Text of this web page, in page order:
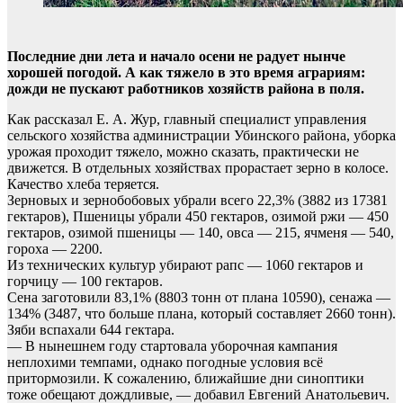
Последние дни лета и начало осени не радует нынче
хорошей погодой. А как тяжело в это время аграриям:
дожди не пускают работников хозяйств района в поля.
Как рассказал Е. А. Жур, главный специалист управления
сельского хозяйства администрации Убинского района, уборка
урожая проходит тяжело, можно сказать, практически не
движется. В отдельных хозяйствах прорастает зерно в колосе.
Качество хлеба теряется.
Зерновых и зернобобовых убрали всего 22,3% (3882 из 17381
гектаров), Пшеницы убрали 450 гектаров, озимой ржи — 450
гектаров, озимой пшеницы — 140, овса — 215, ячменя — 540,
гороха — 2200.
Из технических культур убирают рапс — 1060 гектаров и
горчицу — 100 гектаров.
Сена заготовили 83,1% (8803 тонн от плана 10590), сенажа —
134% (3487, что больше плана, который составляет 2660 тонн).
Зяби вспахали 644 гектара.
— В нынешнем году стартовала уборочная кампания
неплохими темпами, однако погодные условия всё
притормозили. К сожалению, ближайшие дни синоптики
тоже обещают дождливые, — добавил Евгений Анатольевич.